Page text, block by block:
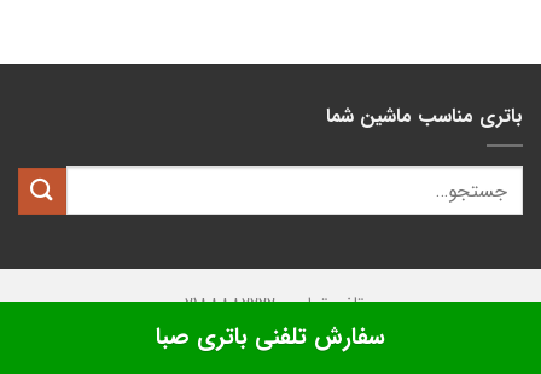
باتری مناسب ماشین شما
تلفن تماس: 02188882222
تمامی حقوق این وبسایت متعلق بهکیان باتری
سفارش تلفنی باتری صبا